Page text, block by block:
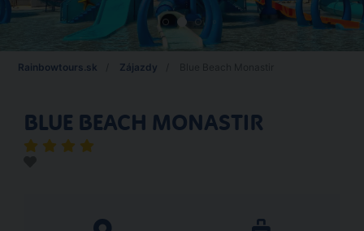
Rainbowtours.sk Zájazdy
BLUE BEACH MONASTIR